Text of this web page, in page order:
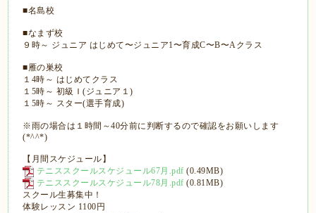
■名島校
■なまず校
９時～ ジュニア はじめて〜ジュニア1〜育成C〜B〜Aクラス
■雁の巣校
１4時～ はじめてクラス
１5時～ 初級Ｉ(ジュニア１)
１5時～ スター(選手育成)
※雨の場合は１時間～40分前に判断するので確認をお願いします
(*^^*)
【月間スケジュール】
テニススクールスケジュール67月.pdf (0.49MB)
テニススクールスケジュール78月.pdf (0.81MB)
スクール生募集中！
体験レッスン 1100円